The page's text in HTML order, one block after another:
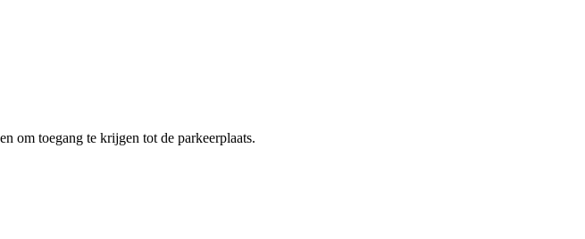
om toegang te krijgen tot de parkeerplaats.